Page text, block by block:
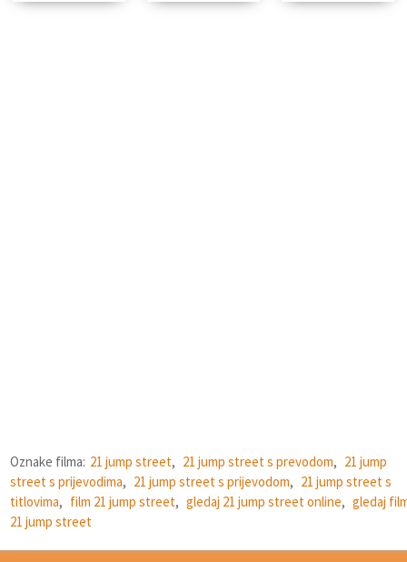
Oznake filma: 21 jump street, 21 jump street s prevodom, 21 jump
street s prijevodima, 21 jump street s prijevodom, 21 jump street s
titlovima, film 21 jump street, gledaj 21 jump street online, gledaj
21 jump street